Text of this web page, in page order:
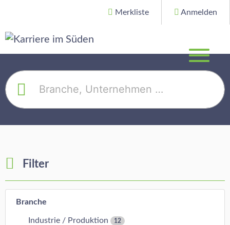
Merkliste Anmelden
Filter
Branche
Industrie / Produktion 12